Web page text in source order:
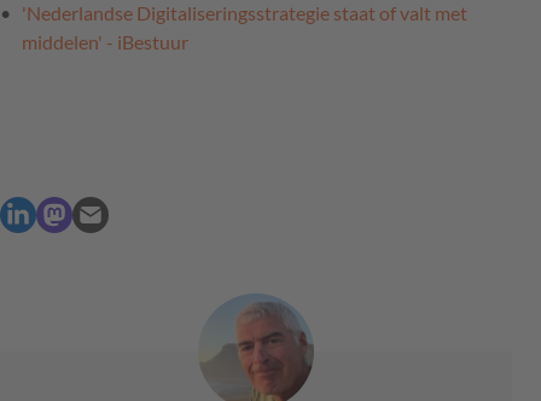
'Nederlandse Digitaliseringsstrategie staat of valt met
middelen' - iBestuur